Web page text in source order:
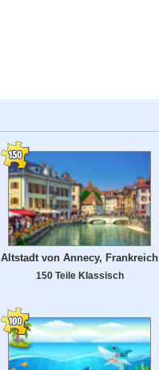
Altstadt von Annecy, Frankreich
150 Teile Klassisch